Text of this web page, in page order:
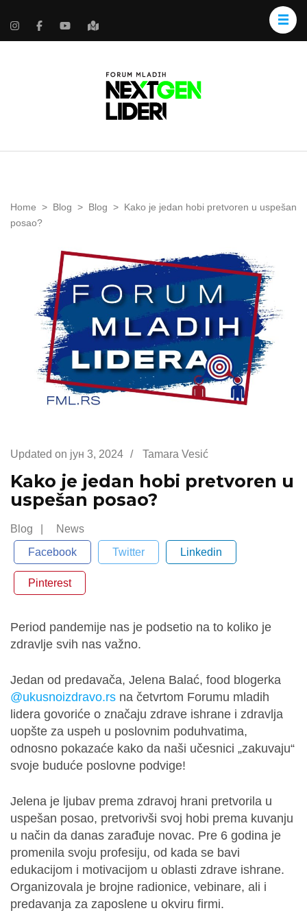
Home > Blog > Blog > Kako je jedan hobi pretvoren u uspešan
posao?
Updated on јун 3, 2024 / Tamara Vesić
Kako je jedan hobi pretvoren u
uspešan posao?
Blog
News
Facebook
Twitter Linkedin
Pinterest
Period pandemije nas je podsetio na to koliko je
zdravlje svih nas važno.
Jedan od predavača, Jelena Balać, food blogerka
@ukusnoizdravo.rs na četvrtom Forumu mladih
lidera govoriće o značaju zdrave ishrane i zdravlja
uopšte za uspeh u poslovnim poduhvatima,
odnosno pokazaće kako da naši učesnici „zakuvaju“
svoje buduće poslovne podvige!
Jelena je ljubav prema zdravoj hrani pretvorila u
uspešan posao, pretvorivši svoj hobi prema kuvanju
u način da danas zarađuje novac. Pre 6 godina je
promenila svoju profesiju, od kada se bavi
edukacijom i motivacijom u oblasti zdrave ishrane.
Organizovala je brojne radionice, vebinare, ali i
predavanja za zaposlene u okviru firmi.